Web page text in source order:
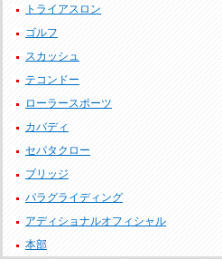
トライアスロン
ゴルフ
スカッシュ
テコンドー
ローラースポーツ
カバディ
セパタクロー
ブリッジ
パラグライディング
アディショナルオフィシャル
本部